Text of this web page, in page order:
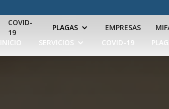
COVID-
19
PLAGAS EMPRESAS
INICIO SERVICIOS COVID-19